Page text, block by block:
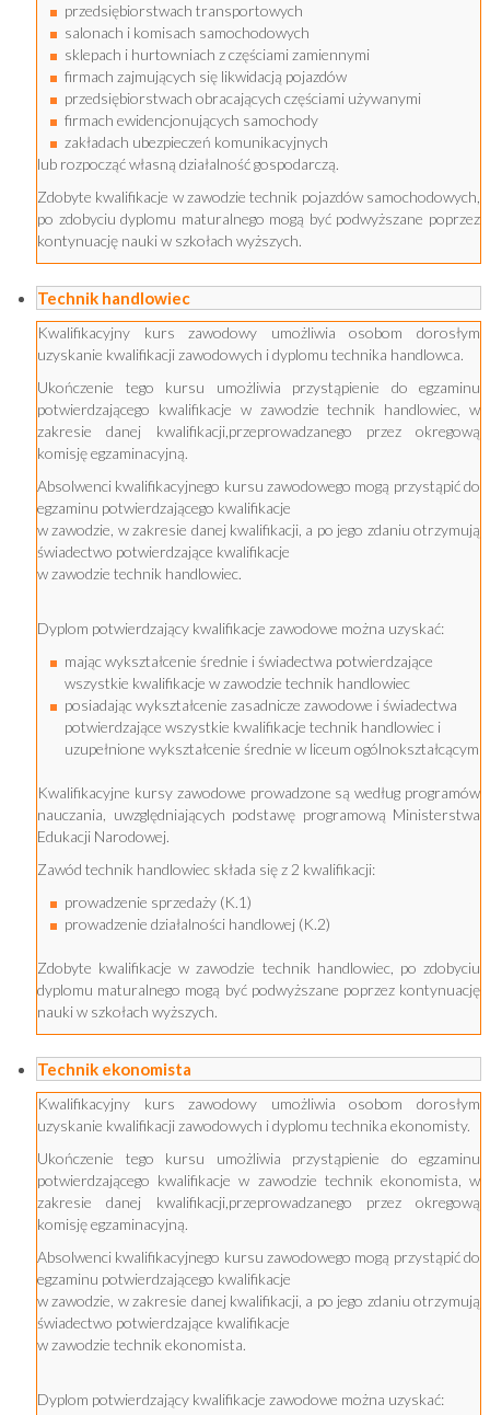
przedsiębiorstwach transportowych
salonach i komisach samochodowych
sklepach i hurtowniach z częściami zamiennymi
firmach zajmujących się likwidacją pojazdów
przedsiębiorstwach obracających częściami używanymi
firmach ewidencjonujących samochody
zakładach ubezpieczeń komunikacyjnych
lub rozpocząć własną działalność gospodarczą.
Zdobyte kwalifikacje w zawodzie technik pojazdów samochodowych,
po zdobyciu dyplomu maturalnego mogą być podwyższane poprzez
kontynuację nauki w szkołach wyższych.
Technik handlowiec
Kwalifikacyjny kurs zawodowy umożliwia osobom dorosłym
uzyskanie kwalifikacji zawodowych i dyplomu technika handlowca.
Ukończenie tego kursu umożliwia przystąpienie do egzaminu
potwierdzającego kwalifikacje w zawodzie technik handlowiec, w
zakresie danej kwalifikacji,przeprowadzanego przez okregową
komisję egzaminacyjną.
Absolwenci kwalifikacyjnego kursu zawodowego mogą przystąpić do
egzaminu potwierdzającego kwalifikacje
w zawodzie, w zakresie danej kwalifikacji, a po jego zdaniu otrzymują
świadectwo potwierdzające kwalifikacje
w zawodzie technik handlowiec.
Dyplom potwierdzający kwalifikacje zawodowe można uzyskać:
mając wykształcenie średnie i świadectwa potwierdzające
wszystkie kwalifikacje w zawodzie technik handlowiec
posiadając wykształcenie zasadnicze zawodowe i świadectwa
potwierdzające wszystkie kwalifikacje technik handlowiec i
uzupełnione wykształcenie średnie w liceum ogólnokształcącym
Kwalifikacyjne kursy zawodowe prowadzone są według programów
nauczania, uwzględniających podstawę programową Ministerstwa
Edukacji Narodowej.
Zawód technik handlowiec składa się z 2 kwalifikacji:
prowadzenie sprzedaży (K.1)
prowadzenie działalności handlowej (K.2)
Zdobyte kwalifikacje w zawodzie technik handlowiec, po zdobyciu
dyplomu maturalnego mogą być podwyższane poprzez kontynuację
nauki w szkołach wyższych.
Technik ekonomista
Kwalifikacyjny kurs zawodowy umożliwia osobom dorosłym
uzyskanie kwalifikacji zawodowych i dyplomu technika ekonomisty.
Ukończenie tego kursu umożliwia przystąpienie do egzaminu
potwierdzającego kwalifikacje w zawodzie technik ekonomista, w
zakresie danej kwalifikacji,przeprowadzanego przez okregową
komisję egzaminacyjną.
Absolwenci kwalifikacyjnego kursu zawodowego mogą przystąpić do
egzaminu potwierdzającego kwalifikacje
w zawodzie, w zakresie danej kwalifikacji, a po jego zdaniu otrzymują
świadectwo potwierdzające kwalifikacje
w zawodzie technik ekonomista.
Dyplom potwierdzający kwalifikacje zawodowe można uzyskać: